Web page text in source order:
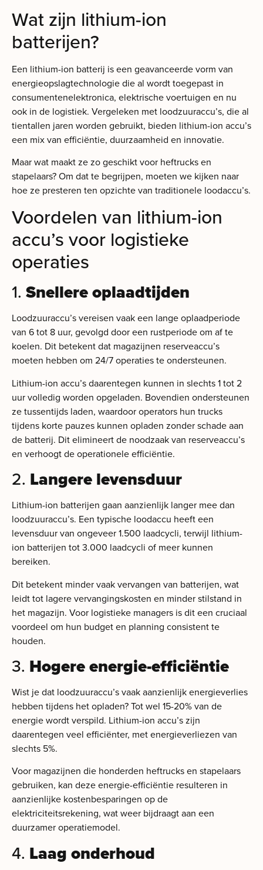
Wat zijn lithium-ion
batterijen?
Een lithium-ion batterij is een geavanceerde vorm van
energieopslagtechnologie die al wordt toegepast in
consumentenelektronica, elektrische voertuigen en nu
ook in de logistiek. Vergeleken met loodzuuraccu’s, die al
tientallen jaren worden gebruikt, bieden lithium-ion accu’s
een mix van efficiëntie, duurzaamheid en innovatie.
Maar wat maakt ze zo geschikt voor heftrucks en
stapelaars? Om dat te begrijpen, moeten we kijken naar
hoe ze presteren ten opzichte van traditionele loodaccu’s.
Voordelen van lithium-ion
accu’s voor logistieke
operaties
1. Snellere oplaadtijden
Loodzuuraccu’s vereisen vaak een lange oplaadperiode
van 6 tot 8 uur, gevolgd door een rustperiode om af te
koelen. Dit betekent dat magazijnen reserveaccu’s
moeten hebben om 24/7 operaties te ondersteunen.
Lithium-ion accu’s daarentegen kunnen in slechts 1 tot 2
uur volledig worden opgeladen. Bovendien ondersteunen
ze tussentijds laden, waardoor operators hun trucks
tijdens korte pauzes kunnen opladen zonder schade aan
de batterij. Dit elimineert de noodzaak van reserveaccu’s
en verhoogt de operationele efficiëntie.
2. Langere levensduur
Lithium-ion batterijen gaan aanzienlijk langer mee dan
loodzuuraccu’s. Een typische loodaccu heeft een
levensduur van ongeveer 1.500 laadcycli, terwijl lithium-
ion batterijen tot 3.000 laadcycli of meer kunnen
bereiken.
Dit betekent minder vaak vervangen van batterijen, wat
leidt tot lagere vervangingskosten en minder stilstand in
het magazijn. Voor logistieke managers is dit een cruciaal
voordeel om hun budget en planning consistent te
houden.
3. Hogere energie-efficiëntie
Wist je dat loodzuuraccu’s vaak aanzienlijk energieverlies
hebben tijdens het opladen? Tot wel 15-20% van de
energie wordt verspild. Lithium-ion accu’s zijn
daarentegen veel efficiënter, met energieverliezen van
slechts 5%.
Voor magazijnen die honderden heftrucks en stapelaars
gebruiken, kan deze energie-efficiëntie resulteren in
aanzienlijke kostenbesparingen op de
elektriciteitsrekening, wat weer bijdraagt aan een
duurzamer operatiemodel.
4. Laag onderhoud